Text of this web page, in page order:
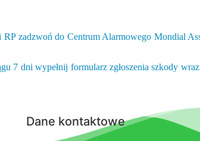
zadzwoń do Centrum Alarmowego Mondial
7 dni wypełnij formularz zgłoszenia szkody
Dane kontaktowe